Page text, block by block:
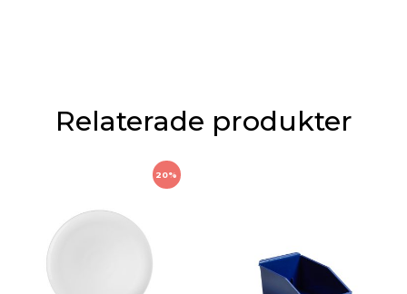
Relaterade produkter
20%